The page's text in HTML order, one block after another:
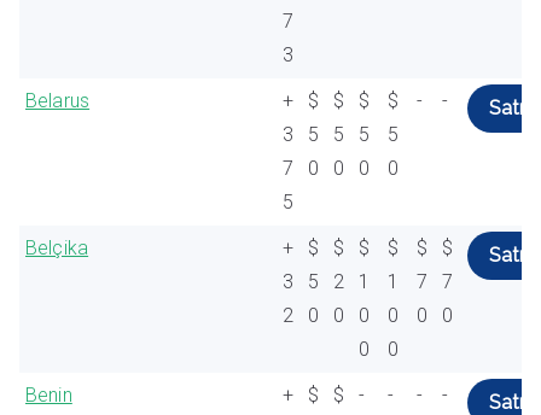
7
3
Belarus
+
3
7
5
$
5
0
$
5
0
$
5
0
$
5
0
- - Satın
Belçika
+
3
2
$
5
0
$
2
0
$
1
0
0
$
1
0
0
$
7
0
$
7
0
Satın
Benin
+
$
$
- - - - Satın